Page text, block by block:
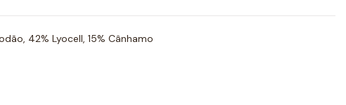
42% Lyocell, 15% Cânhamo